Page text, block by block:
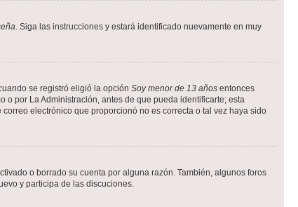
. Siga las instrucciones y estará identificado nuevamente en muy
se registró eligió la opción Soy menor de 13 años entonces
o por La Administración, antes de que pueda identificarte; esta
electrónico que proporcionó no es correcta o tal vez haya sido
o borrado su cuenta por alguna razón. También, algunos foros
y participa de las discuciones.